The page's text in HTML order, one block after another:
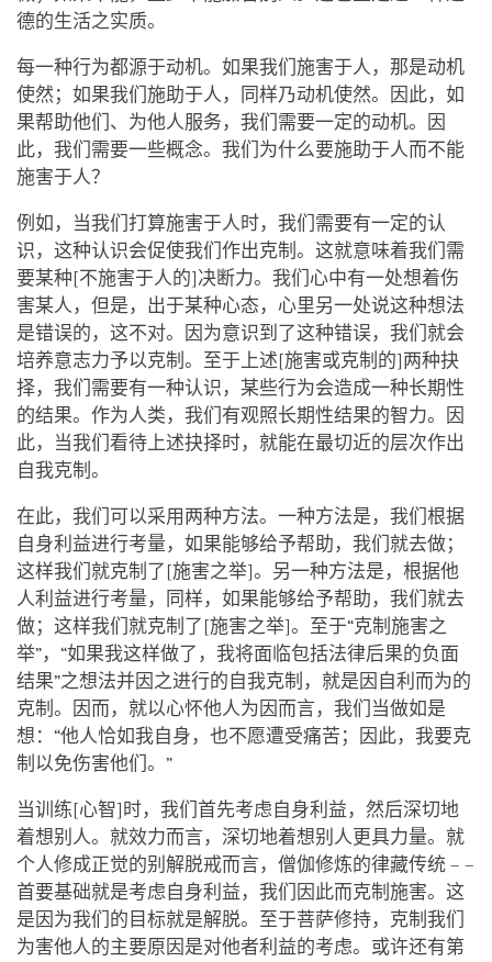
德的生活之实质。
每一种行为都源于动机。如果我们施害于人，那是动机
使然；如果我们施助于人，同样乃动机使然。因此，如
果帮助他们、为他人服务，我们需要一定的动机。因
此，我们需要一些概念。我们为什么要施助于人而不能
施害于人？
例如，当我们打算施害于人时，我们需要有一定的认
识，这种认识会促使我们作出克制。这就意味着我们需
要某种[不施害于人的]决断力。我们心中有一处想着伤
害某人，但是，出于某种心态，心里另一处说这种想法
是错误的，这不对。因为意识到了这种错误，我们就会
培养意志力予以克制。至于上述[施害或克制的]两种抉
择，我们需要有一种认识，某些行为会造成一种长期性
的结果。作为人类，我们有观照长期性结果的智力。因
此，当我们看待上述抉择时，就能在最切近的层次作出
自我克制。
在此，我们可以采用两种方法。一种方法是，我们根据
自身利益进行考量，如果能够给予帮助，我们就去做；
这样我们就克制了[施害之举]。另一种方法是，根据他
人利益进行考量，同样，如果能够给予帮助，我们就去
做；这样我们就克制了[施害之举]。至于“克制施害之
举”，“如果我这样做了，我将面临包括法律后果的负面
结果”之想法并因之进行的自我克制，就是因自利而为的
克制。因而，就以心怀他人为因而言，我们当做如是
想：“他人恰如我自身，也不愿遭受痛苦；因此，我要克
制以免伤害他们。”
当训练[心智]时，我们首先考虑自身利益，然后深切地
着想别人。就效力而言，深切地着想别人更具力量。就
个人修成正觉的别解脱戒而言，僧伽修炼的律藏传统 – –
首要基础就是考虑自身利益，我们因此而克制施害。这
是因为我们的目标就是解脱。至于菩萨修持，克制我们
为害他人的主要原因是对他者利益的考虑。或许还有第